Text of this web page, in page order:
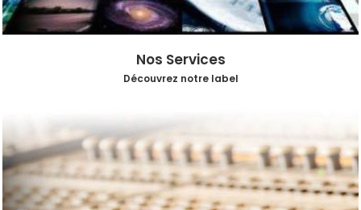
Nos Services
Découvrez notre label